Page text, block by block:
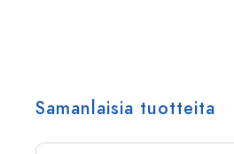
Samanlaisia tuotteita